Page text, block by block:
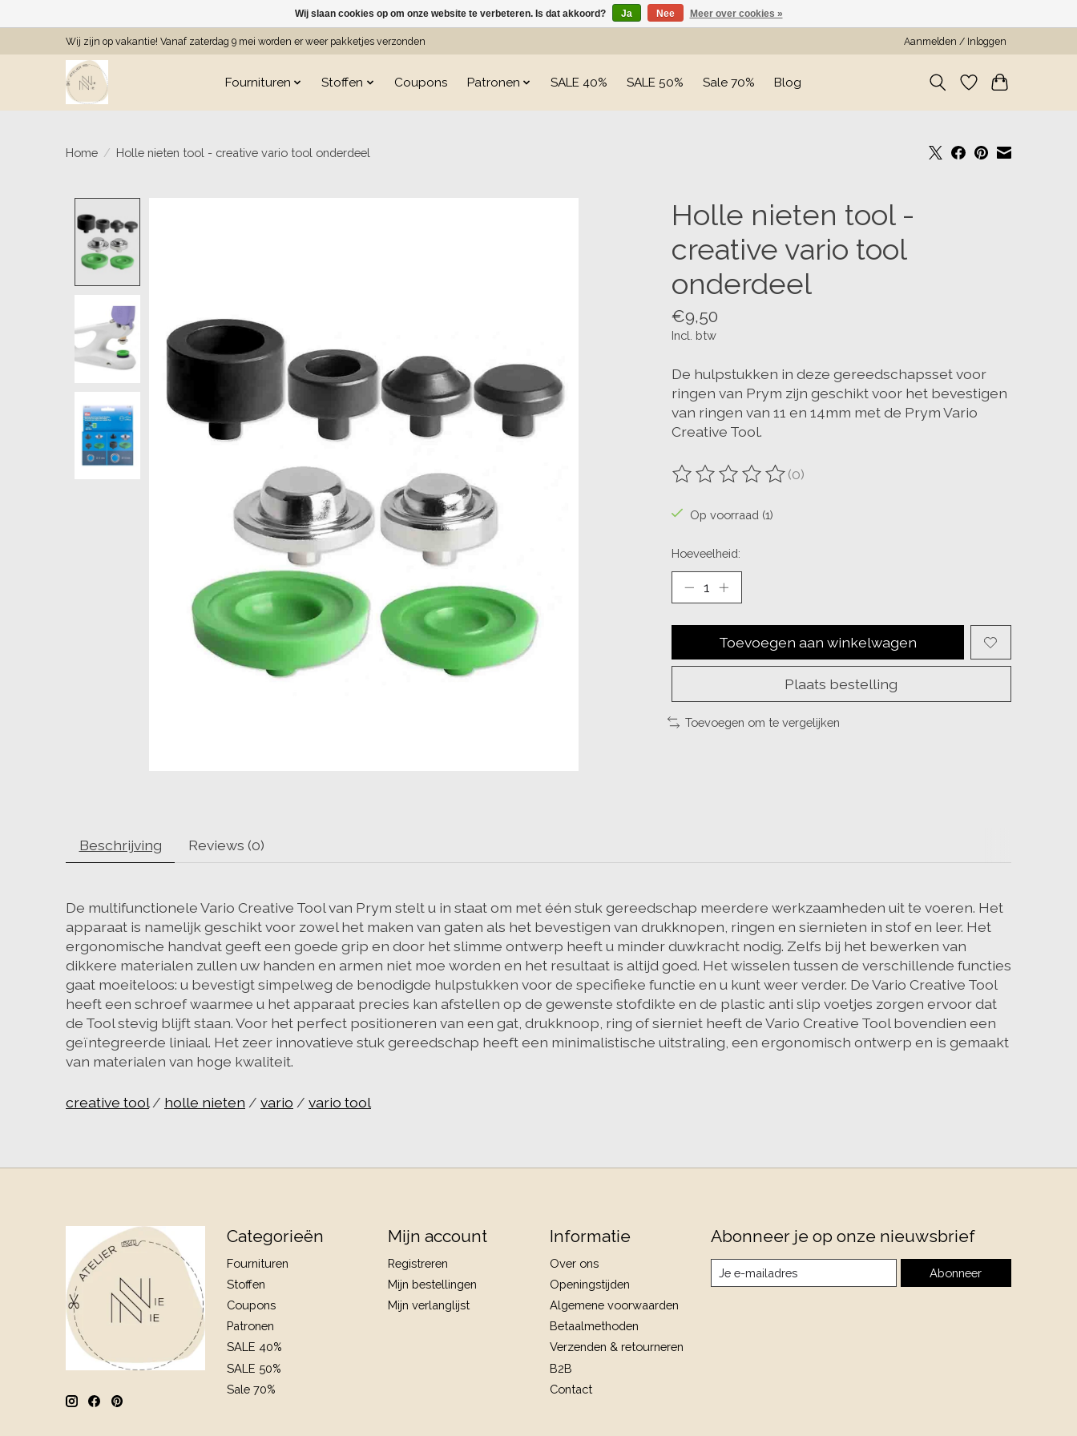
Wij zijn op vakantie! Vanaf zaterdag 9 mei worden er weer pakketjes verzonden Aanmelden / Inloggen
Fournituren Stoffen Coupons Patronen SALE 40% SALE 50% Sale 70% Blog
Home / Holle nieten tool - creative vario tool onderdeel
Holle nieten tool -
creative vario tool
onderdeel
€9,50
Incl. btw
De hulpstukken in deze gereedschapsset voor
ringen van Prym zijn geschikt voor het bevestigen
van ringen van 11 en 14mm met de Prym Vario
Creative Tool.
De beoordeling van dit product is
(0)
Op voorraad (1)
Hoeveelheid:
Toevoegen aan winkelwagen
Plaats bestelling
Toevoegen om te vergelijken
Beschrijving Reviews (0)
De multifunctionele Vario Creative Tool van Prym stelt u in staat om met één stuk gereedschap meerdere werkzaamheden uit te voeren. Het
apparaat is namelijk geschikt voor zowel het maken van gaten als het bevestigen van drukknopen, ringen en siernieten in stof en leer. Het
ergonomische handvat geeft een goede grip en door het slimme ontwerp heeft u minder duwkracht nodig. Zelfs bij het bewerken van
dikkere materialen zullen uw handen en armen niet moe worden en het resultaat is altijd goed. Het wisselen tussen de verschillende functies
gaat moeiteloos: u bevestigt simpelweg de benodigde hulpstukken voor de specifieke functie en u kunt weer verder. De Vario Creative Tool
heeft een schroef waarmee u het apparaat precies kan afstellen op de gewenste stofdikte en de plastic anti slip voetjes zorgen ervoor dat
de Tool stevig blijft staan. Voor het perfect positioneren van een gat, drukknoop, ring of sierniet heeft de Vario Creative Tool bovendien een
geïntegreerde liniaal. Het zeer innovatieve stuk gereedschap heeft een minimalistische uitstraling, een ergonomisch ontwerp en is gemaakt
van materialen van hoge kwaliteit.
creative tool / holle nieten / vario / vario tool
Categorieën
Fournituren
Stoffen
Coupons
Patronen
SALE 40%
SALE 50%
Sale 70%
Mijn account
Registreren
Mijn bestellingen
Mijn verlanglijst
Informatie
Over ons
Openingstijden
Algemene voorwaarden
Betaalmethoden
Verzenden & retourneren
B2B
Contact
Abonneer je op onze nieuwsbrief
Abonneer
Wij slaan cookies op om onze website te verbeteren. Is dat akkoord? Ja Nee Meer over cookies »